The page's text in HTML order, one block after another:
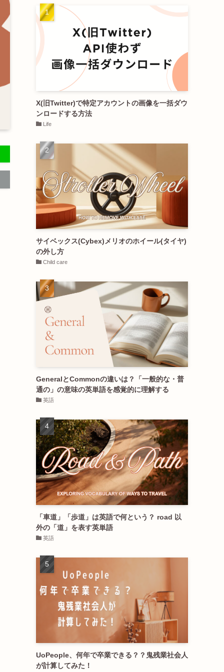
X(旧Twitter)で特定アカウントの画像を一括ダウ
ンロードする方法
Life
サイベックス(Cybex)メリオのホイール(タイヤ)
の外し方
Child care
GeneralとCommonの違いは？「一般的な・普
通の」の意味の英単語を感覚的に理解する
英語
「車道」「歩道」は英語で何という？ road 以
外の「道」を表す英単語
英語
UoPeople、何年で卒業できる？？鬼残業社会人
が計算してみた！